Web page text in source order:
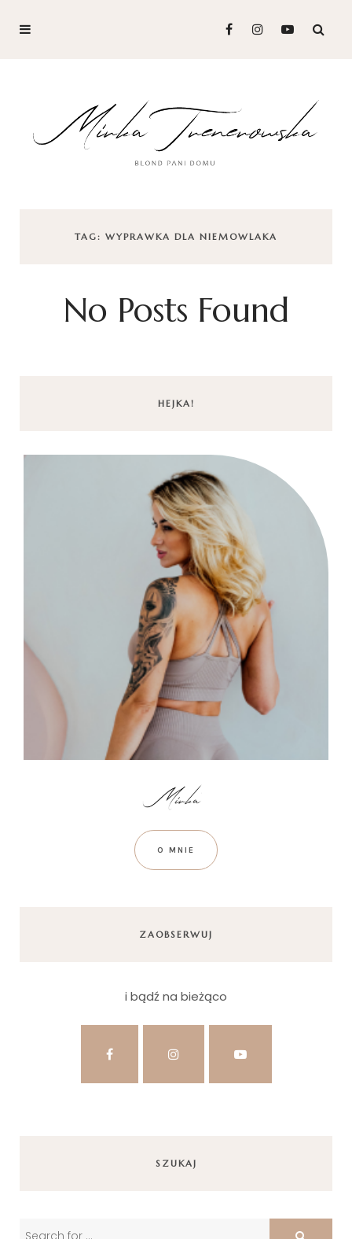
TAG: WYPRAWKA DLA NIEMOWLAKA
No Posts Found
HEJKA!
O MNIE
ZAOBSERWUJ
i bądź na bieżąco
SZUKAJ